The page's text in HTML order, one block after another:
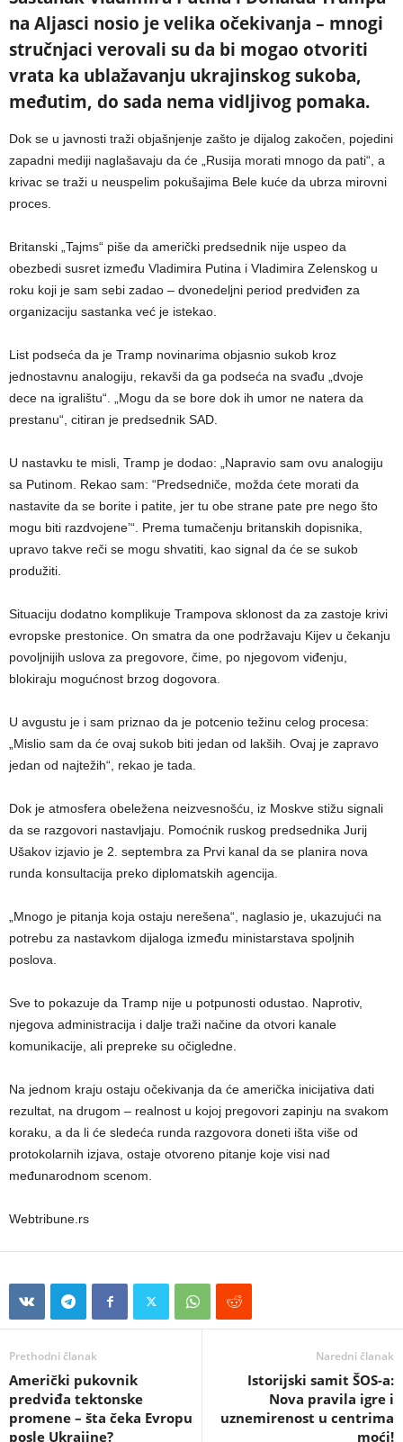
na Aljasci nosio je velika očekivanja – mnogi
stručnjaci verovali su da bi mogao otvoriti
vrata ka ublažavanju ukrajinskog sukoba,
međutim, do sada nema vidljivog pomaka.
Dok se u javnosti traži objašnjenje zašto je dijalog zakočen, pojedini
zapadni mediji naglašavaju da će „Rusija morati mnogo da pati“, a
krivac se traži u neuspelim pokušajima Bele kuće da ubrza mirovni
proces.
Britanski „Tajms“ piše da američki predsednik nije uspeo da
obezbedi susret između Vladimira Putina i Vladimira Zelenskog u
roku koji je sam sebi zadao – dvonedeljni period predviđen za
organizaciju sastanka već je istekao.
List podseća da je Tramp novinarima objasnio sukob kroz
jednostavnu analogiju, rekavši da ga podseća na svađu „dvoje
dece na igralištu“. „Mogu da se bore dok ih umor ne natera da
prestanu“, citiran je predsednik SAD.
U nastavku te misli, Tramp je dodao: „Napravio sam ovu analogiju
sa Putinom. Rekao sam: “Predsedniče, možda ćete morati da
nastavite da se borite i patite, jer tu obe strane pate pre nego što
mogu biti razdvojene’“. Prema tumačenju britanskih dopisnika,
upravo takve reči se mogu shvatiti, kao signal da će se sukob
produžiti.
Situaciju dodatno komplikuje Trampova sklonost da za zastoje krivi
evropske prestonice. On smatra da one podržavaju Kijev u čekanju
povoljnijih uslova za pregovore, čime, po njegovom viđenju,
blokiraju mogućnost brzog dogovora.
U avgustu je i sam priznao da je potcenio težinu celog procesa:
„Mislio sam da će ovaj sukob biti jedan od lakših. Ovaj je zapravo
jedan od najtežih“, rekao je tada.
Dok je atmosfera obeležena neizvesnošću, iz Moskve stižu signali
da se razgovori nastavljaju. Pomoćnik ruskog predsednika Jurij
Ušakov izjavio je 2. septembra za Prvi kanal da se planira nova
runda konsultacija preko diplomatskih agencija.
„Mnogo je pitanja koja ostaju nerešena“, naglasio je, ukazujući na
potrebu za nastavkom dijaloga između ministarstava spoljnih
poslova.
Sve to pokazuje da Tramp nije u potpunosti odustao. Naprotiv,
njegova administracija i dalje traži načine da otvori kanale
komunikacije, ali prepreke su očigledne.
Na jednom kraju ostaju očekivanja da će američka inicijativa dati
rezultat, na drugom – realnost u kojoj pregovori zapinju na svakom
koraku, a da li će sledeća runda razgovora doneti išta više od
protokolarnih izjava, ostaje otvoreno pitanje koje visi nad
međunarodnom scenom.
Webtribune.rs
Prethodni članak
Američki pukovnik
predviđa tektonske
promene – šta čeka Evropu
posle Ukrajine?
Naredni članak
Istorijski samit ŠOS-a:
Nova pravila igre i
uznemirenost u centrima
moći!